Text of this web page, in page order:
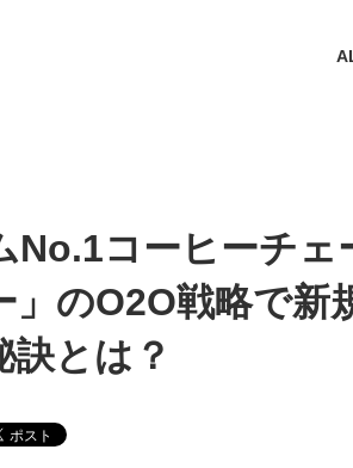
No.1コーヒーチェ
」のO2O戦略で新
訣とは？